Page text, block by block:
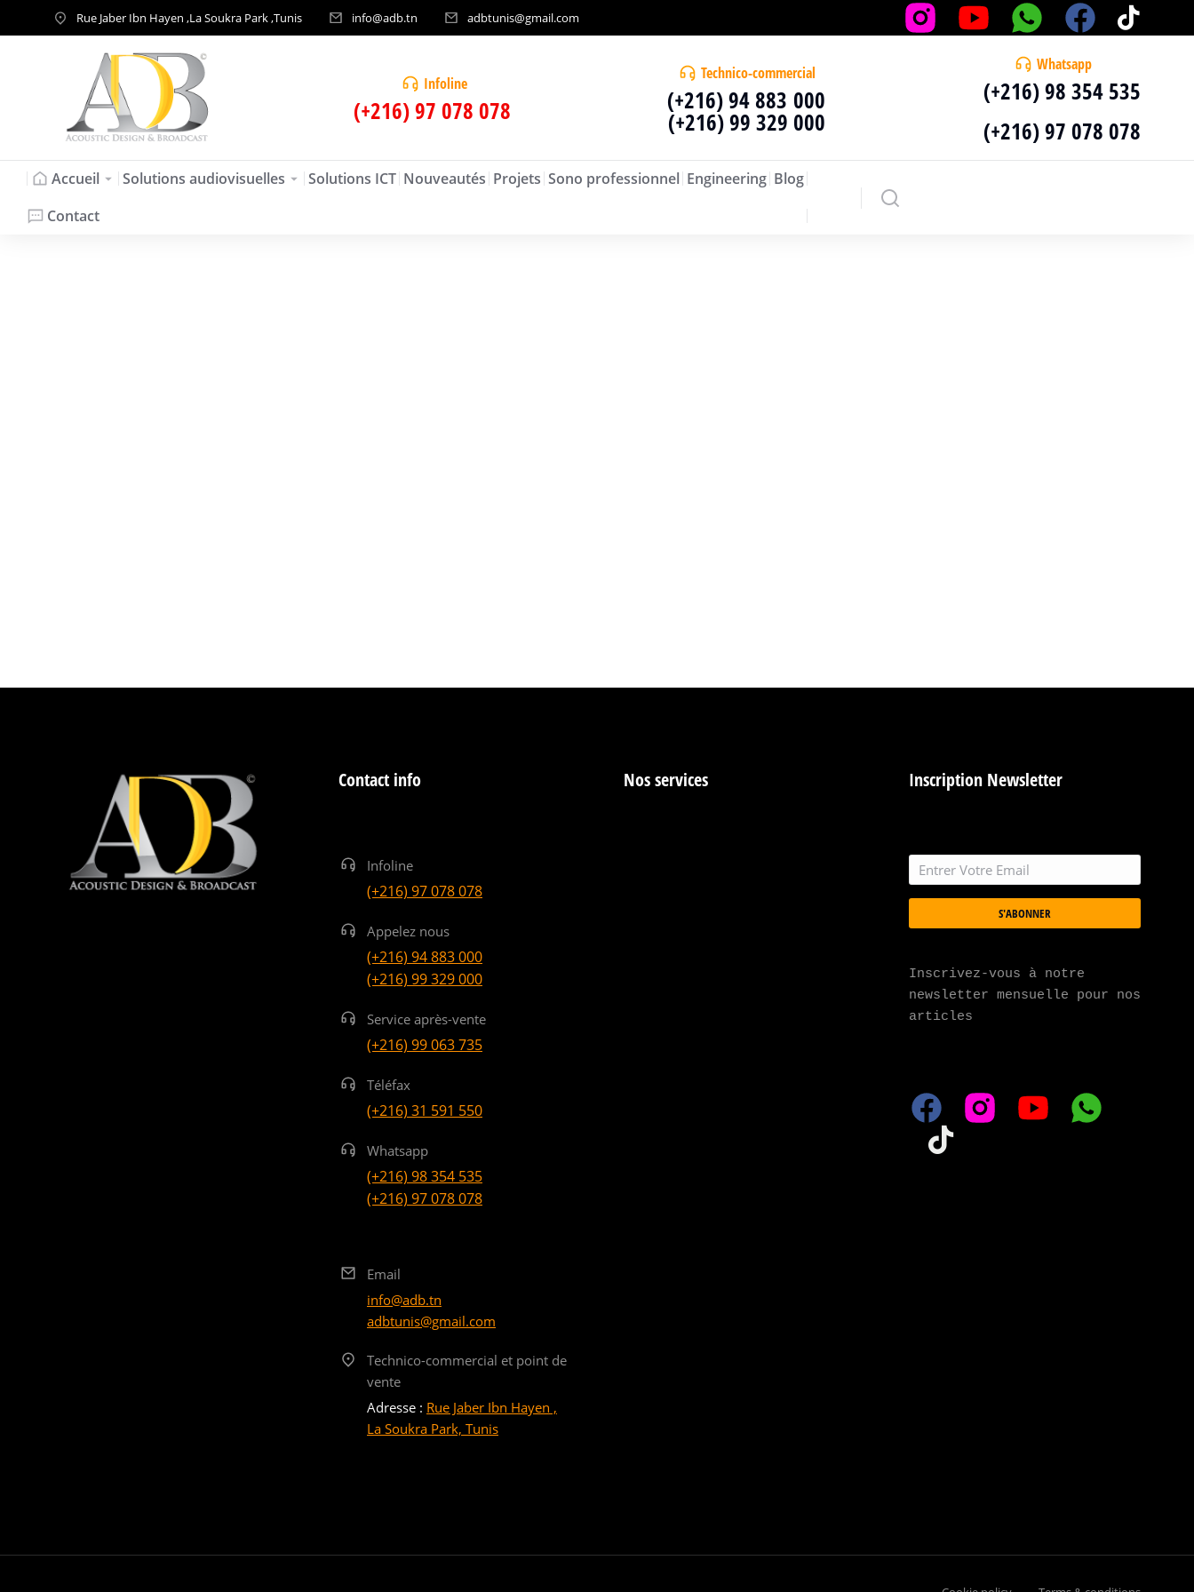
Rue Jaber Ibn Hayen ,La Soukra Park ,Tunis info@adb.tn adbtunis@gmail.com
Infoline
(+216) 97 078 078
Technico-commercial
(+216) 94 883 000
(+216) 99 329 000
Whatsapp
(+216) 98 354 535
(+216) 97 078 078
Accueil Solutions audiovisuelles Solutions ICT Nouveautés Projets Sono professionnel Engineering Blog
Contact
Contact info
Infoline
(+216) 97 078 078
Appelez nous
(+216) 94 883 000
(+216) 99 329 000
Service après-vente
(+216) 99 063 735
Téléfax
(+216) 31 591 550
Whatsapp
(+216) 98 354 535
(+216) 97 078 078
Email
info@adb.tn
adbtunis@gmail.com
Technico-commercial et point de
vente
Adresse : Rue Jaber Ibn Hayen ,
La Soukra Park, Tunis
Nos services Inscription Newsletter
S'ABONNER
Inscrivez-vous à notre
newsletter mensuelle pour nos
articles